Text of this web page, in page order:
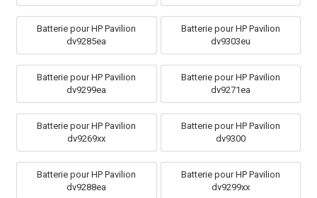
Batterie pour HP Pavilion
dv9285ea
Batterie pour HP Pavilion
dv9303eu
Batterie pour HP Pavilion
dv9299ea
Batterie pour HP Pavilion
dv9271ea
Batterie pour HP Pavilion
dv9269xx
Batterie pour HP Pavilion
dv9300
Batterie pour HP Pavilion
dv9288ea
Batterie pour HP Pavilion
dv9299xx